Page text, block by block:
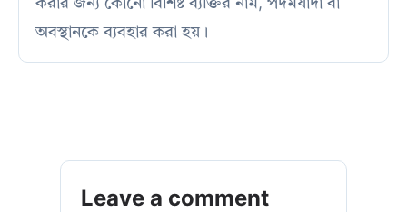
করার জন্য কোনো বিশিষ্ট ব্যক্তির নাম, পদমর্যাদা বা
অবস্থানকে ব্যবহার করা হয়।
Leave a comment